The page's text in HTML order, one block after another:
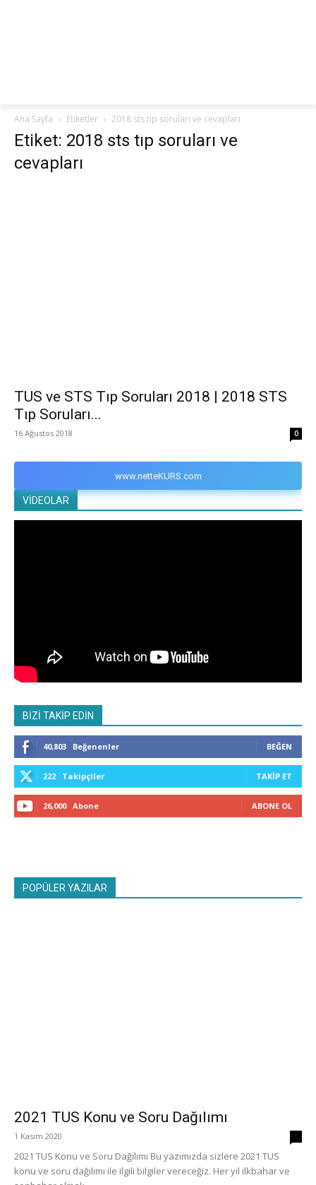
Ana Sayfa Etiketler 2018 sts tıp soruları ve cevapları
Etiket: 2018 sts tıp soruları ve
cevapları
TUS ve STS Tıp Soruları 2018 | 2018 STS
Tıp Soruları...
16 Ağustos 2018 0
www.netteKURS.com
VİDEOLAR
BİZİ TAKİP EDİN
40,803 Beğenenler BEĞEN
222 Takipçiler TAKIP ET
26,000 Abone ABONE OL
POPÜLER YAZILAR
2021 TUS Konu ve Soru Dağılımı
1 Kasım 2020
2021 TUS Konu ve Soru Dağılımı Bu yazımızda sizlere 2021 TUS
konu ve soru dağılımı ile ilgili bilgiler vereceğiz. Her yıl ilkbahar ve